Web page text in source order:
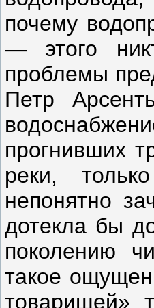
почему
— этого
проблемы
Петр
прогнивших
реки,
непонятно
дотекла бы
поколению
такое
товарищей»